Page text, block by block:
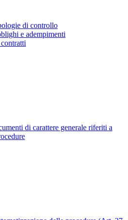
di controllo
e adempimenti
di carattere generale riferiti a